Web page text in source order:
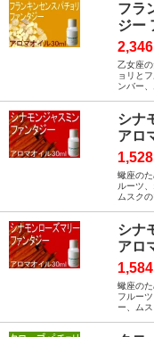
フラ
ジー
乙女座
ョリと
ンバー
シナ
アロ
蠍座の
ルーツ
ムスクの
シナ
アロ
蠍座の
フルー
ー、ムス